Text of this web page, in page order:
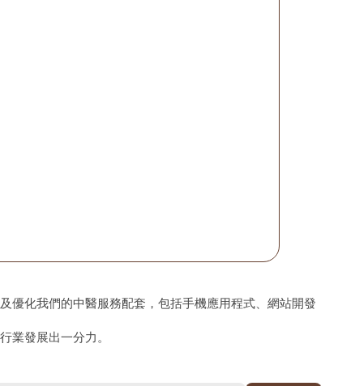
優化我們的中醫服務配套，包括手機應用程式、網站開發
業發展出一分力。